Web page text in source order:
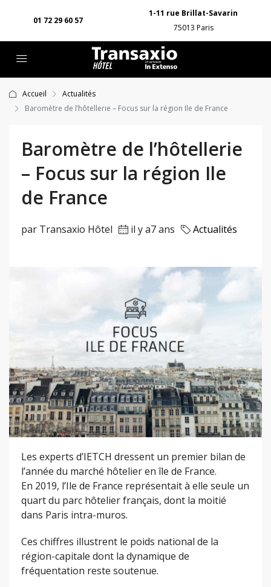
01 72 29 60 57
1-11 rue Brillat-Savarin
75013 Paris
Accueil
Actualités
Baromètre de l’hôtellerie – Focus sur la région Ile de France
Baromètre de l’hôtellerie
– Focus sur la région Ile
de France
par Transaxio Hôtel il y a7 ans Actualités
Les experts d’IETCH dressent un premier bilan de
l’année du marché hôtelier en île de France.
En 2019, l’Ile de France représentait à elle seule un
quart du parc hôtelier français, dont la moitié
dans Paris intra-muros.
Ces chiffres illustrent le poids national de la
région-capitale dont la dynamique de
fréquentation reste soutenue.